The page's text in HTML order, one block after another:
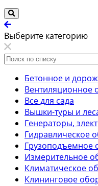
Выберите категорию
Бетонное и
Вентиляционное
Все для сада
Вышки-туры и
Генераторы,
Гидравлическое
Грузоподъемное
Измерительное
Климатическое
Клининговое